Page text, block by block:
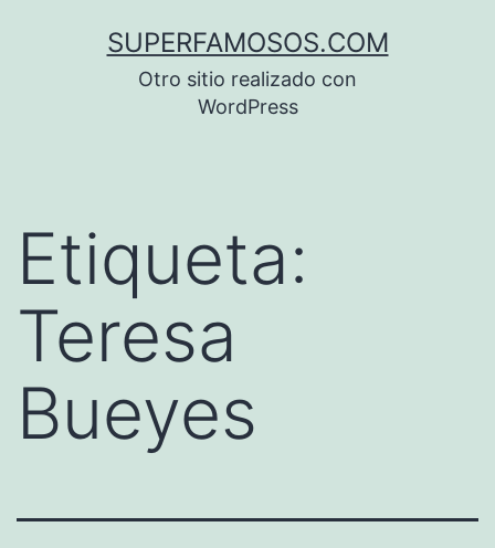
SUPERFAMOSOS.COM
Otro sitio realizado con
WordPress
Etiqueta:
Teresa
Bueyes